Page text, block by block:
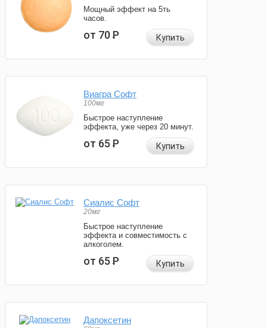
Мощный эффект на 5ть
часов.
от 70Р Купить
Виагра Софт
100мг
Быстрое наступление
эффекта, уже через 20 минут.
от 65Р Купить
Сиалис Софт
20мг
Быстрое наступление
эффекта и совместимость с
алкоголем.
от 65Р Купить
Дапоксетин